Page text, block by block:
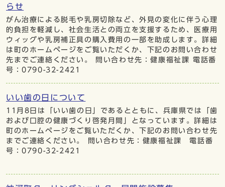
らせ
がん治療による脱毛や乳房切除など、外見の変化に伴う心理
的負担を軽減し、社会生活との両立を支援するため、医療用
ウィッグや乳房補正具の購入費用の一部を助成します。詳細
は町のホームページをご覧いただくか、下記のお問い合わせ
先までご連絡ください。 問い合わせ先：健康福祉課 電話番
号：0790-32-2421
いい歯の日について
11月8日は「いい歯の日」であるとともに、兵庫県では「歯
および口腔の健康づくり啓発月間」となっています。詳細は
町のホームページをご覧いただくか、下記のお問い合わせ先
までご連絡ください。 問い合わせ先：健康福祉課 電話番
号：0790-32-2421